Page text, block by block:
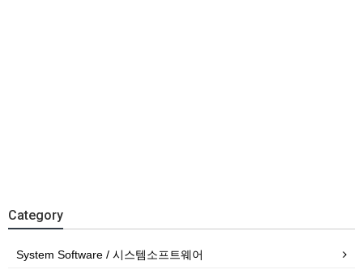
Category
System Software / 시스템소프트웨어